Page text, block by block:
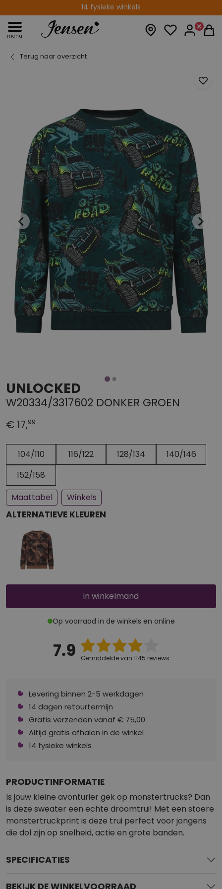
14 dagen retourtermijn
menu
Terug naar overzicht
UNLOCKED
W20334/3317602 DONKER GROEN
€ 17,99
Een paar stuks op voorraad
Bijna uitverkocht
104/110 116/122 128/134
140/146
152/158
Maattabel
Winkels
ALTERNATIEVE KLEUREN
in winkelmand
Op voorraad in de winkels en online
7.9 Gemiddelde van 1145 reviews
Levering binnen 2-5 werkdagen
14 dagen retourtermijn
Gratis verzenden vanaf € 75,00
Altijd gratis afhalen in de winkel
14 fysieke winkels
PRODUCTINFORMATIE
Is jouw kleine avonturier gek op monstertrucks? Dan
is deze sweater een echte droomtrui! Met een stoere
monstertruckprint is deze trui perfect voor jongens
die dol zijn op snelheid, actie en grote banden.
SPECIFICATIES
BEKIJK DE WINKELVOORRAAD